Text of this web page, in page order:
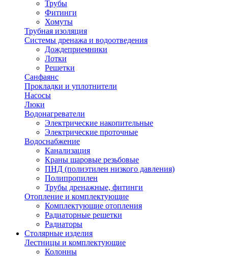
Трубы
Фитинги
Хомуты
Трубная изоляция
Системы дренажа и водоотведения
Дождеприемники
Лотки
Решетки
Санфаянс
Прокладки и уплотнители
Насосы
Люки
Водонагреватели
Электрические накопительные
Электрические проточные
Водоснабжение
Канализация
Краны шаровые резьбовые
ПНД (полиэтилен низкого давления)
Полипропилен
Трубы дренажные, фитинги
Отопление и комплектующие
Комплектующие отопления
Радиаторные решетки
Радиаторы
Столярные изделия
Лестницы и комплектующие
Колонны